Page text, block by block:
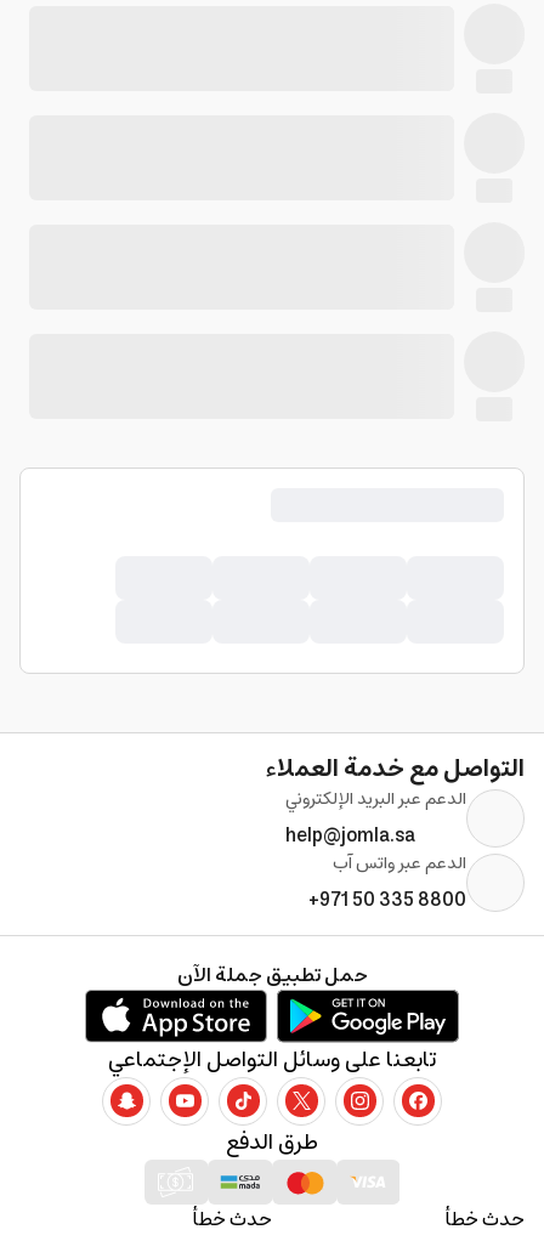
التواصل مع خدمة العملاء
الدعم عبر البريد الإلكتروني
help@jomla.sa
الدعم عبر واتس آب
+971 50 335 8800
حدث خطأ حدث خطأ
طرق الدفع
تابعنا على وسائل التواصل الإجتماعي
حمل تطبيق جملة الآن